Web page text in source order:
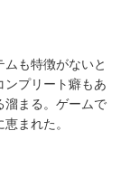
も特徴がないと
プリート癖もあ
溜まる。ゲームで
まれた。